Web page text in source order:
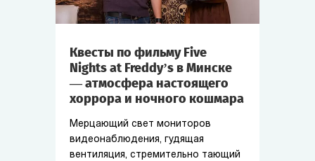
Квесты по фильму Five
Nights at Freddy’s в Минске
— атмосфера настоящего
хоррора и ночного кошмара
Мерцающий свет мониторов
видеонаблюдения, гудящая
вентиляция, стремительно тающий